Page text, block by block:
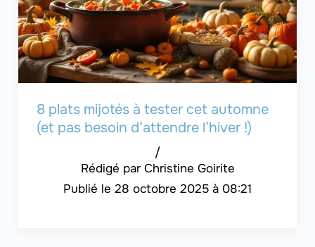
8 plats mijotés à tester cet automne
(et pas besoin d’attendre l’hiver !)
Christine Goirite
/
28 octobre 2025 à 08:21